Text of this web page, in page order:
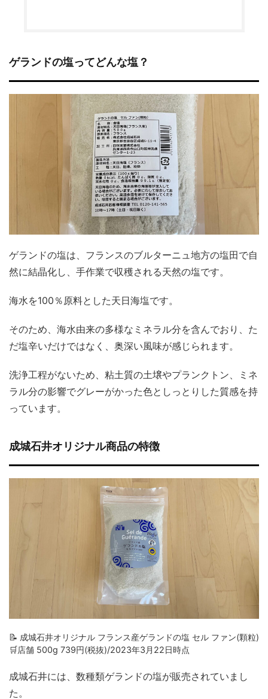
ゲランドの塩ってどんな塩？
ゲランドの塩は、フランスのブルターニュ地方の塩田で自
然に結晶化し、手作業で収穫される天然の塩です。
海水を100％原料とした天日海塩です。
そのため、海水由来の多様なミネラル分を含んでおり、た
だ塩辛いだけではなく、奥深い風味が感じられます。
洗浄工程がないため、粘土質の土壌やプランクトン、ミネ
ラル分の影響でグレーがかった色としっとりした質感を持
っています。
成城石井オリジナル商品の特徴
📝 成城石井オリジナル フランス産ゲランドの塩 セル ファン(顆粒)
🛒店舗 500g 739円(税抜)/2023年3月22日時点
成城石井には、数種類ゲランドの塩が販売されていまし
た。